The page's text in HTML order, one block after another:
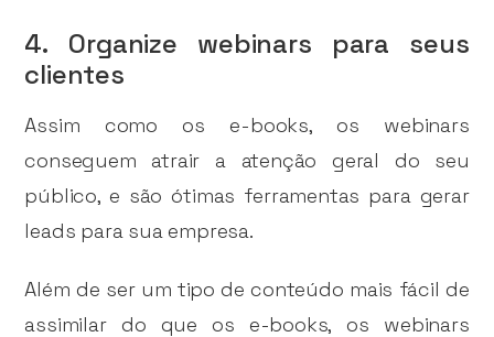
4. Organize webinars para seus
clientes
Assim como os e-books, os webinars
conseguem atrair a atenção geral do seu
público, e são ótimas ferramentas para gerar
leads para sua empresa.
Além de ser um tipo de conteúdo mais fácil de
assimilar do que os e-books, os webinars